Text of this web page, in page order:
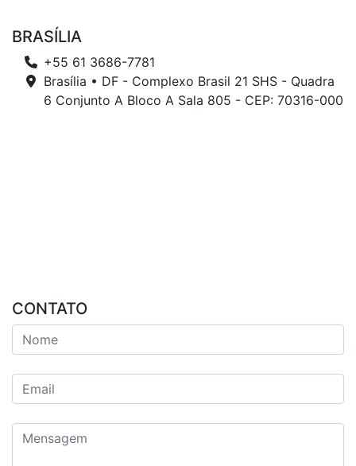
BRASÍLIA
+55 61 3686-7781
Brasília • DF - Complexo Brasil 21 SHS - Quadra
6 Conjunto A Bloco A Sala 805 - CEP: 70316-000
CONTATO